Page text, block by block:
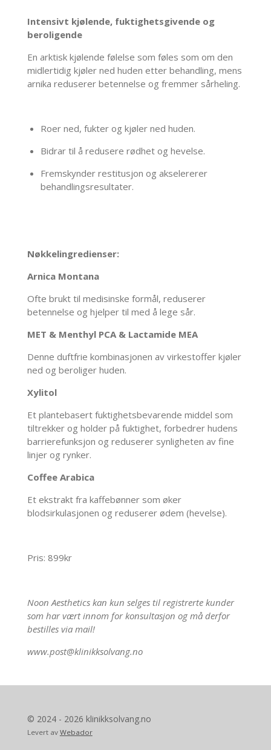
Intensivt kjølende, fuktighetsgivende og
beroligende
En arktisk kjølende følelse som føles som om den
midlertidig kjøler ned huden etter behandling, mens
arnika reduserer betennelse og fremmer sårheling.
Roer ned, fukter og kjøler ned huden.
Bidrar til å redusere rødhet og hevelse.
Fremskynder restitusjon og akselererer
behandlingsresultater.
Nøkkelingredienser:
Arnica Montana
Ofte brukt til medisinske formål, reduserer
betennelse og hjelper til med å lege sår.
MET & Menthyl PCA & Lactamide MEA
Denne duftfrie kombinasjonen av virkestoffer kjøler
ned og beroliger huden.
Xylitol
Et plantebasert fuktighetsbevarende middel som
tiltrekker og holder på fuktighet, forbedrer hudens
barrierefunksjon og reduserer synligheten av fine
linjer og rynker.
Coffee Arabica
Et ekstrakt fra kaffebønner som øker
blodsirkulasjonen og reduserer ødem (hevelse).
Pris: 899kr
Noon Aesthetics kan kun selges til registrerte kunder
som har vært innom for konsultasjon og må derfor
bestilles via mail!
www.post@klinikksolvang.no
© 2024 - 2026 klinikksolvang.no
Levert av Webador